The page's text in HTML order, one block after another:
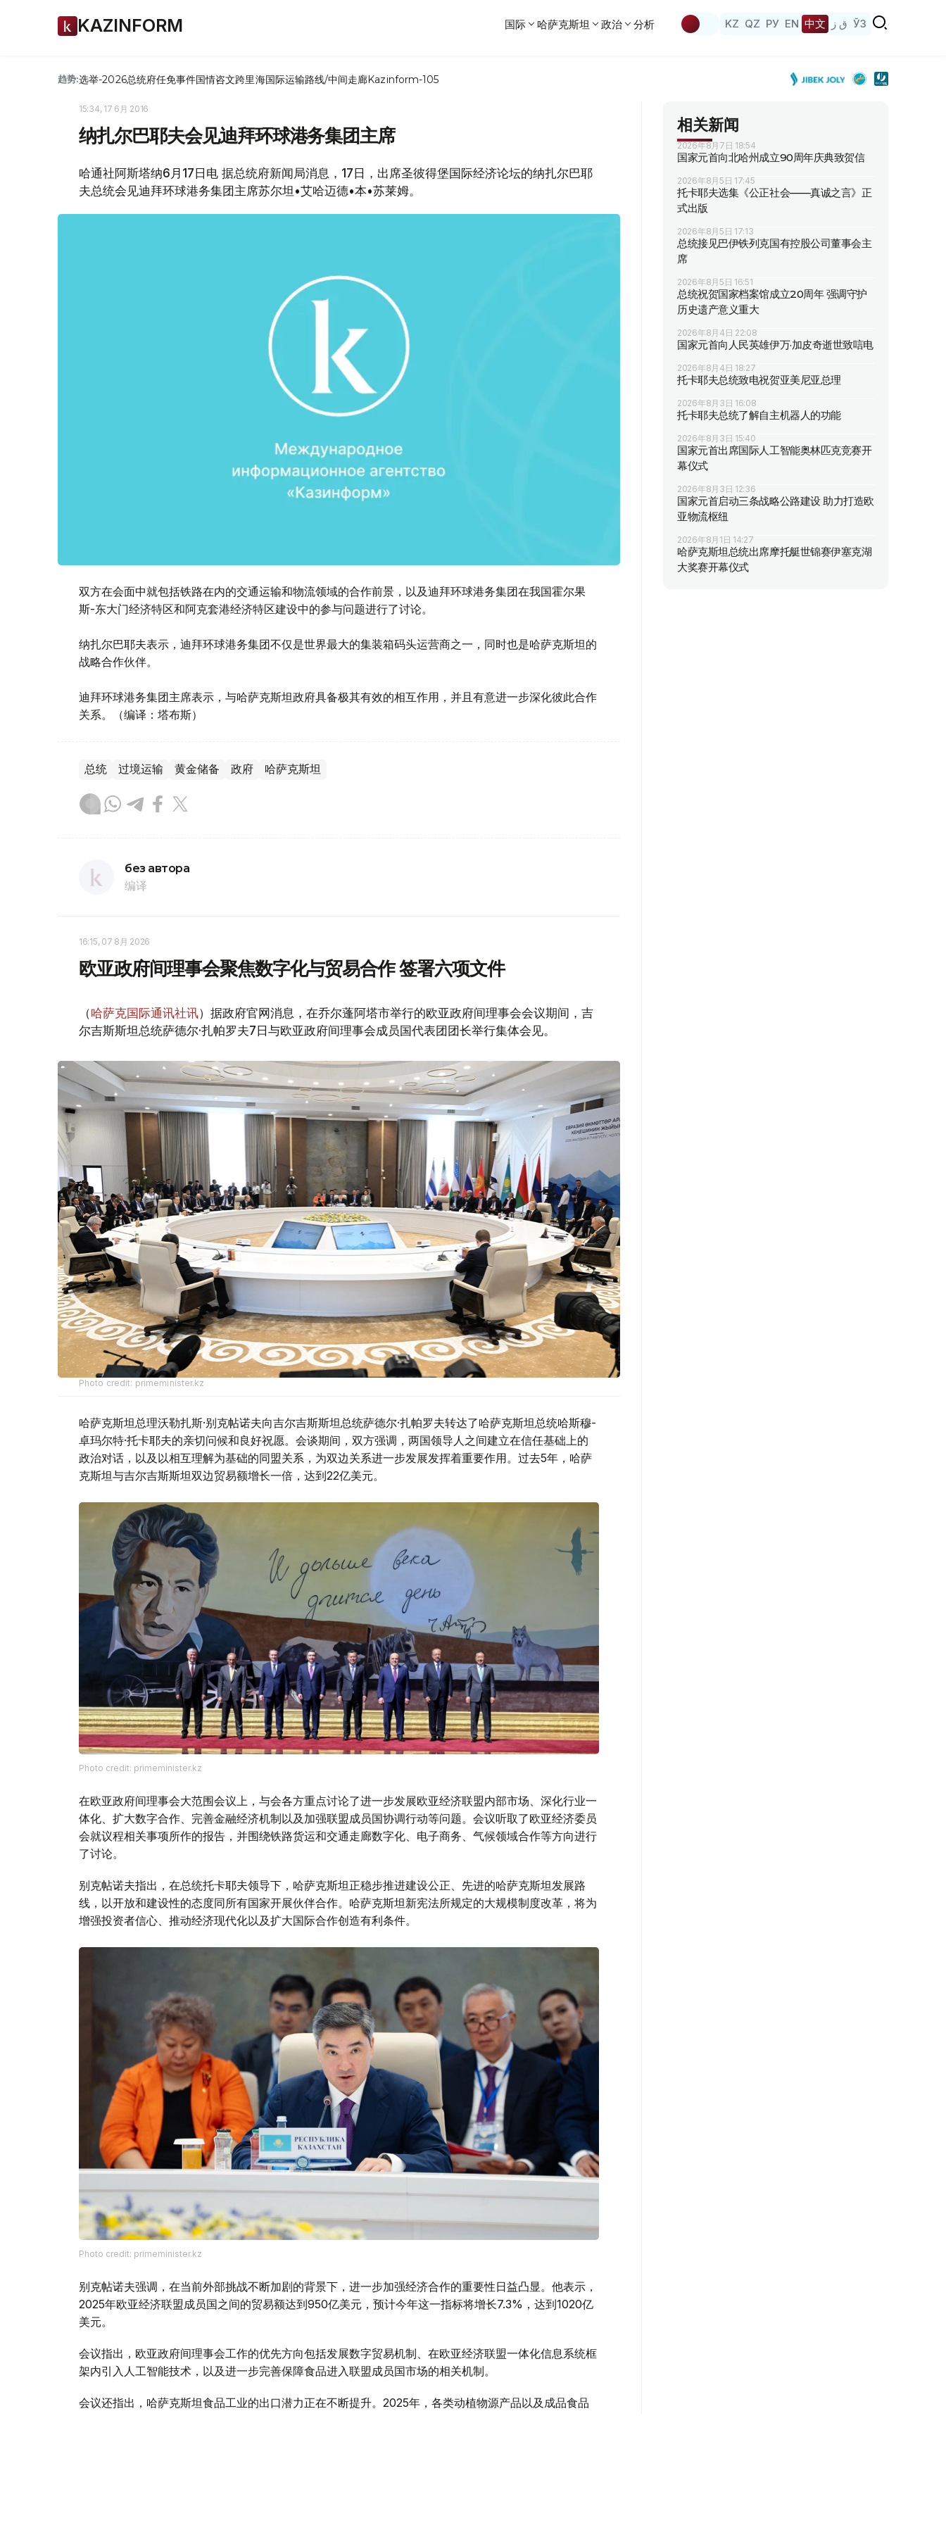
KAZINFORM 国际 哈萨克斯坦 政治 分析 KZ QZ РУ EN 中文 ق ز ЎЗ
趋势:选举-2026总统府任免事件国情咨文跨里海国际运输路线/中间走廊Kazinform-105
15:34, 17 6月 2016
纳扎尔巴耶夫会见迪拜环球港务集团主席
哈通社阿斯塔纳6月17日电 据总统府新闻局消息，17日，出席圣彼得堡国际经济论坛的纳扎尔巴耶
夫总统会见迪拜环球港务集团主席苏尔坦•艾哈迈德•本•苏莱姆。
双方在会面中就包括铁路在内的交通运输和物流领域的合作前景，以及迪拜环球港务集团在我国霍尔果
斯-东大门经济特区和阿克套港经济特区建设中的参与问题进行了讨论。
纳扎尔巴耶夫表示，迪拜环球港务集团不仅是世界最大的集装箱码头运营商之一，同时也是哈萨克斯坦的
战略合作伙伴。
迪拜环球港务集团主席表示，与哈萨克斯坦政府具备极其有效的相互作用，并且有意进一步深化彼此合作
关系。（编译：塔布斯）
总统 过境运输 黄金储备 政府 哈萨克斯坦
без автора
编译
16:15, 07 8月 2026
欧亚政府间理事会聚焦数字化与贸易合作 签署六项文件
（哈萨克国际通讯社讯）据政府官网消息，在乔尔蓬阿塔市举行的欧亚政府间理事会会议期间，吉
尔吉斯斯坦总统萨德尔·扎帕罗夫7日与欧亚政府间理事会成员国代表团团长举行集体会见。
Photo credit: primeminister.kz
哈萨克斯坦总理沃勒扎斯·别克帖诺夫向吉尔吉斯斯坦总统萨德尔·扎帕罗夫转达了哈萨克斯坦总统哈斯穆-
卓玛尔特·托卡耶夫的亲切问候和良好祝愿。会谈期间，双方强调，两国领导人之间建立在信任基础上的
政治对话，以及以相互理解为基础的同盟关系，为双边关系进一步发展发挥着重要作用。过去5年，哈萨
克斯坦与吉尔吉斯斯坦双边贸易额增长一倍，达到22亿美元。
Photo credit: primeminister.kz
在欧亚政府间理事会大范围会议上，与会各方重点讨论了进一步发展欧亚经济联盟内部市场、深化行业一
体化、扩大数字合作、完善金融经济机制以及加强联盟成员国协调行动等问题。会议听取了欧亚经济委员
会就议程相关事项所作的报告，并围绕铁路货运和交通走廊数字化、电子商务、气候领域合作等方向进行
了讨论。
别克帖诺夫指出，在总统托卡耶夫领导下，哈萨克斯坦正稳步推进建设公正、先进的哈萨克斯坦发展路
线，以开放和建设性的态度同所有国家开展伙伴合作。哈萨克斯坦新宪法所规定的大规模制度改革，将为
增强投资者信心、推动经济现代化以及扩大国际合作创造有利条件。
Photo credit: primeminister.kz
别克帖诺夫强调，在当前外部挑战不断加剧的背景下，进一步加强经济合作的重要性日益凸显。他表示，
2025年欧亚经济联盟成员国之间的贸易额达到950亿美元，预计今年这一指标将增长7.3%，达到1020亿
美元。
会议指出，欧亚政府间理事会工作的优先方向包括发展数字贸易机制、在欧亚经济联盟一体化信息系统框
架内引入人工智能技术，以及进一步完善保障食品进入联盟成员国市场的相关机制。
会议还指出，哈萨克斯坦食品工业的出口潜力正在不断提升。2025年，各类动植物源产品以及成品食品
相关新闻
2026年8月7日 18:54
国家元首向北哈州成立90周年庆典致贺信
2026年8月5日 17:45
托卡耶夫选集《公正社会——真诚之言》正
式出版
2026年8月5日 17:13
总统接见巴伊铁列克国有控股公司董事会主
席
2026年8月5日 16:51
总统祝贺国家档案馆成立20周年 强调守护
历史遗产意义重大
2026年8月4日 22:08
国家元首向人民英雄伊万·加皮奇逝世致唁电
2026年8月4日 18:27
托卡耶夫总统致电祝贺亚美尼亚总理
2026年8月3日 16:08
托卡耶夫总统了解自主机器人的功能
2026年8月3日 15:40
国家元首出席国际人工智能奥林匹克竞赛开
幕仪式
2026年8月3日 12:36
国家元首启动三条战略公路建设 助力打造欧
亚物流枢纽
2026年8月1日 14:27
哈萨克斯坦总统出席摩托艇世锦赛伊塞克湖
大奖赛开幕仪式